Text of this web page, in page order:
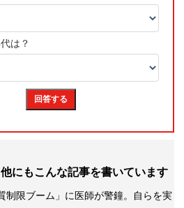
にもこんな記事を書いています
制限ブーム」に医師が警鐘。自らを実